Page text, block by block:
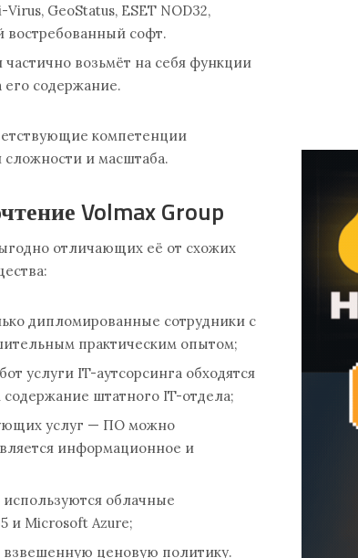
GeoStatus, ESET NOD32,
востребованный софт.
возьмёт на себя функции
его содержание.
компетенции
и масштаба.
Volmax Group
отличающих её от схожих
дипломированные сотрудники с
практическим опытом;
услуги IT-аутсорсинга обходятся
штатного IT-отдела;
услуг — ПО можно
информационное и
облачные
и Microsoft Azure;
ценовую политику.